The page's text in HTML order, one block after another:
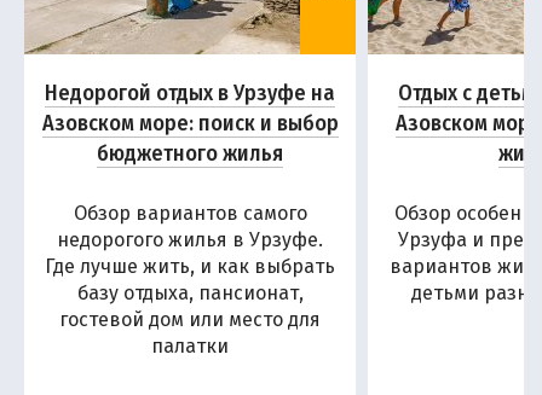
Недорогой отдых в Урзуфе на
Азовском море: поиск и выбор
бюджетного жилья
Обзор вариантов самого
недорогого жилья в Урзуфе.
Где лучше жить, и как выбрать
базу отдыха, пансионат,
гостевой дом или место для
палатки
Отдых с
Азовском
Обзор
Урзуфа и
вариантов
детьми